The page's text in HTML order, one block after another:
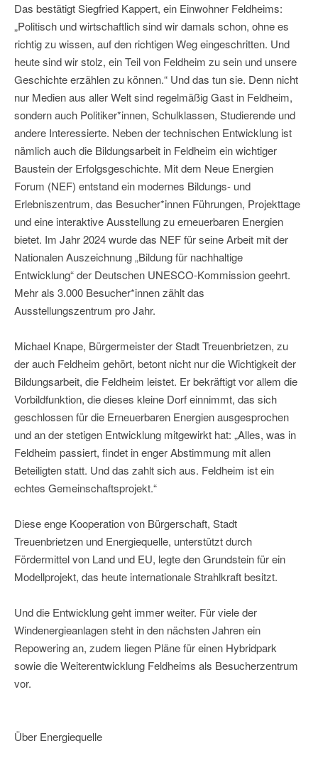
Das bestätigt Siegfried Kappert, ein Einwohner Feldheims:
„Politisch und wirtschaftlich sind wir damals schon, ohne es
richtig zu wissen, auf den richtigen Weg eingeschritten. Und
heute sind wir stolz, ein Teil von Feldheim zu sein und unsere
Geschichte erzählen zu können.“ Und das tun sie. Denn nicht
nur Medien aus aller Welt sind regelmäßig Gast in Feldheim,
sondern auch Politiker*innen, Schulklassen, Studierende und
andere Interessierte. Neben der technischen Entwicklung ist
nämlich auch die Bildungsarbeit in Feldheim ein wichtiger
Baustein der Erfolgsgeschichte. Mit dem Neue Energien
Forum (NEF) entstand ein modernes Bildungs- und
Erlebniszentrum, das Besucher*innen Führungen, Projekttage
und eine interaktive Ausstellung zu erneuerbaren Energien
bietet. Im Jahr 2024 wurde das NEF für seine Arbeit mit der
Nationalen Auszeichnung „Bildung für nachhaltige
Entwicklung“ der Deutschen UNESCO-Kommission geehrt.
Mehr als 3.000 Besucher*innen zählt das
Ausstellungszentrum pro Jahr.
Michael Knape, Bürgermeister der Stadt Treuenbrietzen, zu
der auch Feldheim gehört, betont nicht nur die Wichtigkeit der
Bildungsarbeit, die Feldheim leistet. Er bekräftigt vor allem die
Vorbildfunktion, die dieses kleine Dorf einnimmt, das sich
geschlossen für die Erneuerbaren Energien ausgesprochen
und an der stetigen Entwicklung mitgewirkt hat: „Alles, was in
Feldheim passiert, findet in enger Abstimmung mit allen
Beteiligten statt. Und das zahlt sich aus. Feldheim ist ein
echtes Gemeinschaftsprojekt.“
Diese enge Kooperation von Bürgerschaft, Stadt
Treuenbrietzen und Energiequelle, unterstützt durch
Fördermittel von Land und EU, legte den Grundstein für ein
Modellprojekt, das heute internationale Strahlkraft besitzt.
Und die Entwicklung geht immer weiter. Für viele der
Windenergieanlagen steht in den nächsten Jahren ein
Repowering an, zudem liegen Pläne für einen Hybridpark
sowie die Weiterentwicklung Feldheims als Besucherzentrum
vor.
Über Energiequelle